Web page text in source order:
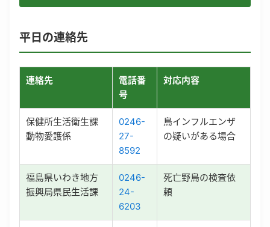
平日の連絡先
連絡先
電話番
号
対応内容
保健所生活衛生課
動物愛護係
0246-
27-
8592
鳥インフルエンザ
の疑いがある場合
福島県いわき地方
振興局県民生活課
0246-
24-
6203
死亡野鳥の検査依
頼